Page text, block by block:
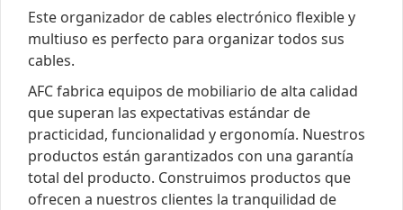
Este organizador de cables electrónico flexible y
multiuso es perfecto para organizar todos sus
cables.
AFC fabrica equipos de mobiliario de alta calidad
que superan las expectativas estándar de
practicidad, funcionalidad y ergonomía. Nuestros
productos están garantizados con una garantía
total del producto. Construimos productos que
ofrecen a nuestros clientes la tranquilidad de